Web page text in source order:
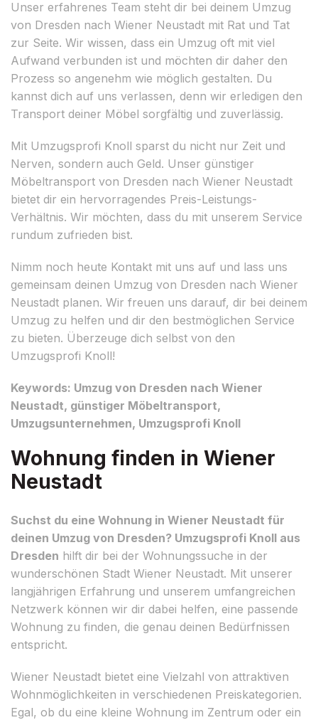
Unser erfahrenes Team steht dir bei deinem Umzug
von Dresden nach Wiener Neustadt mit Rat und Tat
zur Seite. Wir wissen, dass ein Umzug oft mit viel
Aufwand verbunden ist und möchten dir daher den
Prozess so angenehm wie möglich gestalten. Du
kannst dich auf uns verlassen, denn wir erledigen den
Transport deiner Möbel sorgfältig und zuverlässig.
Mit Umzugsprofi Knoll sparst du nicht nur Zeit und
Nerven, sondern auch Geld. Unser günstiger
Möbeltransport von Dresden nach Wiener Neustadt
bietet dir ein hervorragendes Preis-Leistungs-
Verhältnis. Wir möchten, dass du mit unserem Service
rundum zufrieden bist.
Nimm noch heute Kontakt mit uns auf und lass uns
gemeinsam deinen Umzug von Dresden nach Wiener
Neustadt planen. Wir freuen uns darauf, dir bei deinem
Umzug zu helfen und dir den bestmöglichen Service
zu bieten. Überzeuge dich selbst von den
Umzugsprofi Knoll!
Keywords: Umzug von Dresden nach Wiener
Neustadt, günstiger Möbeltransport,
Umzugsunternehmen, Umzugsprofi Knoll
Wohnung finden in Wiener
Neustadt
Suchst du eine Wohnung in Wiener Neustadt für
deinen Umzug von Dresden? Umzugsprofi Knoll aus
Dresden hilft dir bei der Wohnungssuche in der
wunderschönen Stadt Wiener Neustadt. Mit unserer
langjährigen Erfahrung und unserem umfangreichen
Netzwerk können wir dir dabei helfen, eine passende
Wohnung zu finden, die genau deinen Bedürfnissen
entspricht.
Wiener Neustadt bietet eine Vielzahl von attraktiven
Wohnmöglichkeiten in verschiedenen Preiskategorien.
Egal, ob du eine kleine Wohnung im Zentrum oder ein